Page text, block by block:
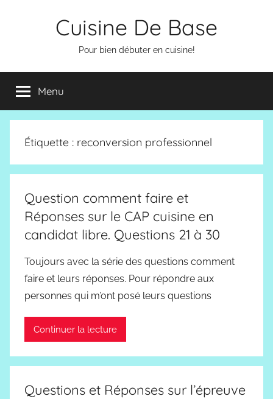
Cuisine De Base
Pour bien débuter en cuisine!
Menu
Étiquette : reconversion professionnel
Question comment faire et
Réponses sur le CAP cuisine en
candidat libre. Questions 21 à 30
Toujours avec la série des questions comment
faire et leurs réponses. Pour répondre aux
personnes qui m’ont posé leurs questions
Continuer la lecture
Questions et Réponses sur l’épreuve